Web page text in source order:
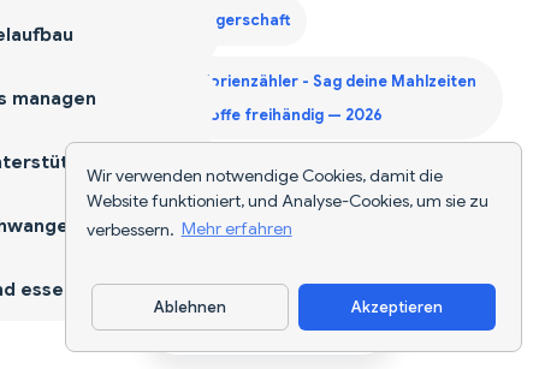
Wir verwenden notwendige Cookies, damit die
Website funktioniert, und Analyse-Cookies, um sie zu
verbessern. Mehr erfahren
Ablehnen Akzeptieren
NutriScan für Schwangerschaft
Sprachaktivierter Kalorienzähler - Sag deine Mahlzeiten
an und tracke Nährstoffe freihändig — 2026
Zweites Trimester Protein Leitfaden
App herunterladen
managen
essen